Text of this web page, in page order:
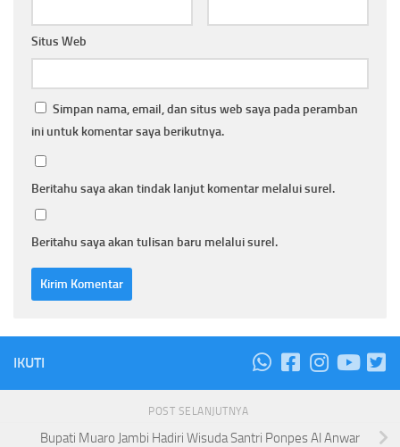
Situs Web
Simpan nama, email, dan situs web saya pada peramban
ini untuk komentar saya berikutnya.
Beritahu saya akan tindak lanjut komentar melalui surel.
Beritahu saya akan tulisan baru melalui surel.
IKUTI
POST SELANJUTNYA
Bupati Muaro Jambi Hadiri Wisuda Santri Ponpes Al Anwar